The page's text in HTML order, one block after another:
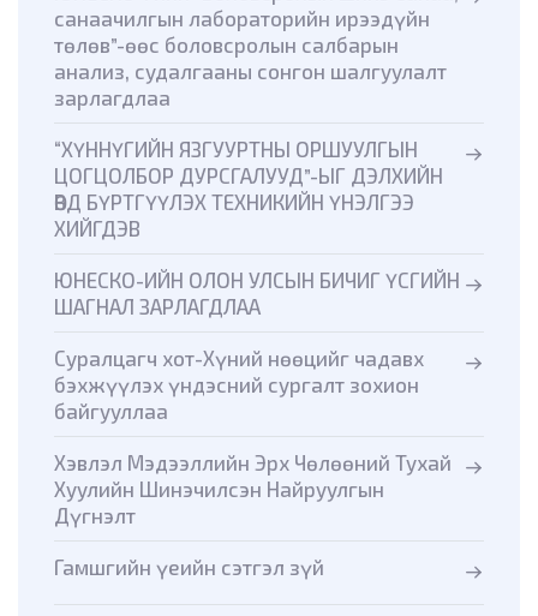
санаачилгын лабораторийн ирээдүйн
төлөв”-өөс боловсролын салбарын
анализ, судалгааны сонгон шалгуулалт
зарлагдлаа
“ХҮННҮГИЙН ЯЗГУУРТНЫ ОРШУУЛГЫН
ЦОГЦОЛБОР ДУРСГАЛУУД”-ЫГ ДЭЛХИЙН
ӨВД БҮРТГҮҮЛЭХ ТЕХНИКИЙН ҮНЭЛГЭЭ
ХИЙГДЭВ
ЮНЕСКО-ИЙН ОЛОН УЛСЫН БИЧИГ ҮСГИЙН
ШАГНАЛ ЗАРЛАГДЛАА
Суралцагч хот-Хүний нөөцийг чадавх
бэхжүүлэх үндэсний сургалт зохион
байгууллаа
Хэвлэл Мэдээллийн Эрх Чөлөөний Тухай
Хуулийн Шинэчилсэн Найруулгын
Дүгнэлт
Гамшгийн үеийн сэтгэл зүй